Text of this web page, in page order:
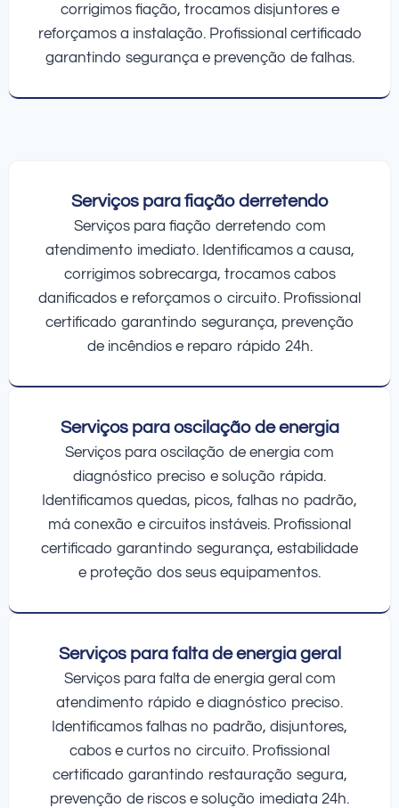
corrigimos fiação, trocamos disjuntores e
reforçamos a instalação. Profissional certificado
garantindo segurança e prevenção de falhas.
Serviços para fiação derretendo
Serviços para fiação derretendo com
atendimento imediato. Identificamos a causa,
corrigimos sobrecarga, trocamos cabos
danificados e reforçamos o circuito. Profissional
certificado garantindo segurança, prevenção
de incêndios e reparo rápido 24h.
Serviços para oscilação de energia
Serviços para oscilação de energia com
diagnóstico preciso e solução rápida.
Identificamos quedas, picos, falhas no padrão,
má conexão e circuitos instáveis. Profissional
certificado garantindo segurança, estabilidade
e proteção dos seus equipamentos.
Serviços para falta de energia geral
Serviços para falta de energia geral com
atendimento rápido e diagnóstico preciso.
Identificamos falhas no padrão, disjuntores,
cabos e curtos no circuito. Profissional
certificado garantindo restauração segura,
prevenção de riscos e solução imediata 24h.